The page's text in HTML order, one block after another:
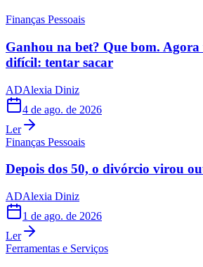
Finanças Pessoais
Ganhou na bet? Que bom. Agora
difícil: tentar sacar
ADAlexia Diniz
4 de ago. de 2026
Ler
Finanças Pessoais
Depois dos 50, o divórcio virou
ADAlexia Diniz
1 de ago. de 2026
Ler
Ferramentas e Serviços